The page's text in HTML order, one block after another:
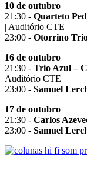
10 de outubro
21:30 - Quarteto
| Auditório CTE
23:00 - Otorrino
16 de outubro
21:30 - Trio Azul –
Auditório CTE
23:00 - Samuel
17 de outubro
21:30 - Carlos
23:00 - Samuel